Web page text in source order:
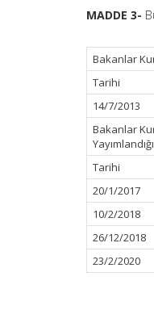
MADDE 3-
Bakanlar
Tarihi
14/7/2013
Bakanlar
Tarihi
20/1/2017
10/2/2018
26/12/2018
23/2/2020